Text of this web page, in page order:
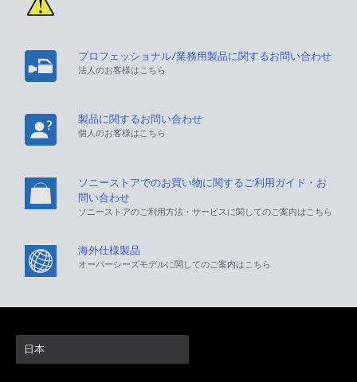
プロフェッショナル/業務用製品に関するお問い合わせ
法人のお客様はこちら
製品に関するお問い合わせ
個人のお客様はこちら
ソニーストアでのお買い物に関するご利用ガイド・お
問い合わせ
ソニーストアのご利用方法・サービスに関してのご案内はこちら
海外仕様製品
オーバーシーズモデルに関してのご案内はこちら
日本